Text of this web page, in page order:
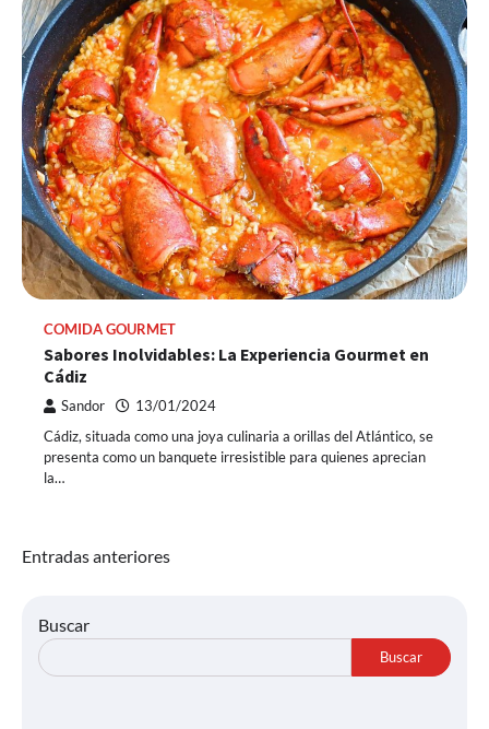
COMIDA GOURMET
Sabores Inolvidables: La Experiencia Gourmet en
Cádiz
Sandor 13/01/2024
Cádiz, situada como una joya culinaria a orillas del Atlántico, se
presenta como un banquete irresistible para quienes aprecian
la…
Navegación
entradas
Entradas anteriores
Buscar
Buscar